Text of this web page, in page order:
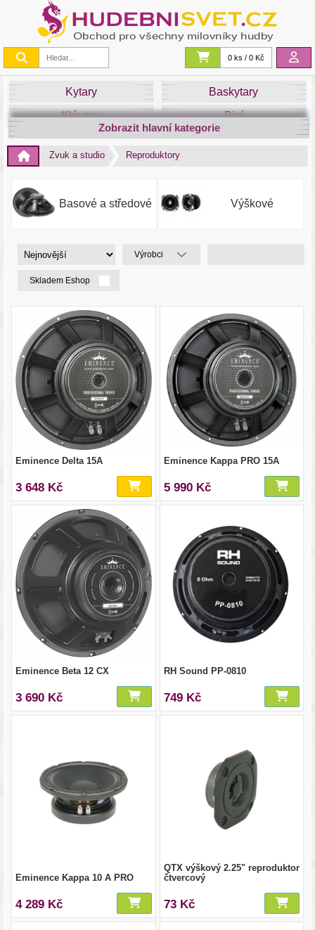
0 ks / 0 Kč
Kytary
Baskytary
Klávesy
Bicí
Smyčce
Dechy
Zobrazit hlavní kategorie
Zvuk a studio Reproduktory
Basové a středové Výškové
Výrobci
Skladem Eshop
Eminence Delta 15A
3 648 Kč
Eminence Kappa PRO 15A
5 990 Kč
Eminence Beta 12 CX
3 690 Kč
RH Sound PP-0810
749 Kč
Eminence Kappa 10 A PRO
4 289 Kč
QTX výškový 2.25" reproduktor
čtvercový
73 Kč